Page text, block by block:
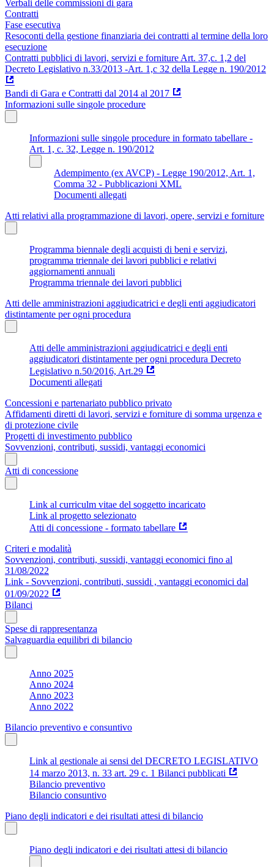
Verbali delle commissioni di gara
Contratti
Fase esecutiva
Resoconti della gestione finanziaria dei contratti al termine della loro
esecuzione
Contratti pubblici di lavori, servizi e forniture Art. 37,c. 1,2 del
Decreto Legislativo n.33/2013 -Art. 1,c 32 della Legge n. 190/2012
Bandi di Gara e Contratti dal 2014 al 2017
Informazioni sulle singole procedure
Informazioni sulle singole procedure in formato tabellare -
Art. 1, c. 32, Legge n. 190/2012
Adempimento (ex AVCP) - Legge 190/2012, Art. 1,
Comma 32 - Pubblicazioni XML
Documenti allegati
Atti relativi alla programmazione di lavori, opere, servizi e forniture
Programma biennale degli acquisti di beni e servizi,
programma triennale dei lavori pubblici e relativi
aggiornamenti annuali
Programma triennale dei lavori pubblici
Atti delle amministrazioni aggiudicatrici e degli enti aggiudicatori
distintamente per ogni procedura
Atti delle amministrazioni aggiudicatrici e degli enti
aggiudicatori distintamente per ogni procedura Decreto
Legislativo n.50/2016, Art.29
Documenti allegati
Concessioni e partenariato pubblico privato
Affidamenti diretti di lavori, servizi e forniture di somma urgenza e
di protezione civile
Progetti di investimento pubblico
Sovvenzioni, contributi, sussidi, vantaggi economici
Atti di concessione
Link al curriculm vitae del soggetto incaricato
Link al progetto selezionato
Atti di concessione - formato tabellare
Criteri e modalità
Sovvenzioni, contributi, sussidi, vantaggi economici fino al
31/08/2022
Link - Sovvenzioni, contributi, sussidi , vantaggi economici dal
01/09/2022
Bilanci
Spese di rappresentanza
Salvaguardia equilibri di bilancio
Anno 2025
Anno 2024
Anno 2023
Anno 2022
Bilancio preventivo e consuntivo
Link al gestionale ai sensi del DECRETO LEGISLATIVO
14 marzo 2013, n. 33 art. 29 c. 1 Bilanci pubblicati
Bilancio preventivo
Bilancio consuntivo
Piano degli indicatori e dei risultati attesi di bilancio
Piano degli indicatori e dei risultati attesi di bilancio